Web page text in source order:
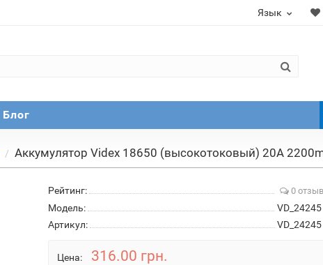
Язык
Блог
Аккумулятор Videx 18650 (высокотоковый) 20A
Рейтинг: 0
Модель:
VD_24245
Артикул:
VD_24245
Цена: 316.00 грн.